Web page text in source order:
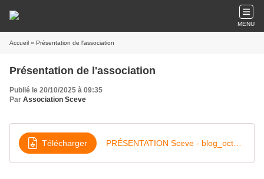
MENU
Accueil » Présentation de l'association
Présentation de l'association
Publié le 20/10/2025 à 09:35
Par Association Sceve
Télécharger